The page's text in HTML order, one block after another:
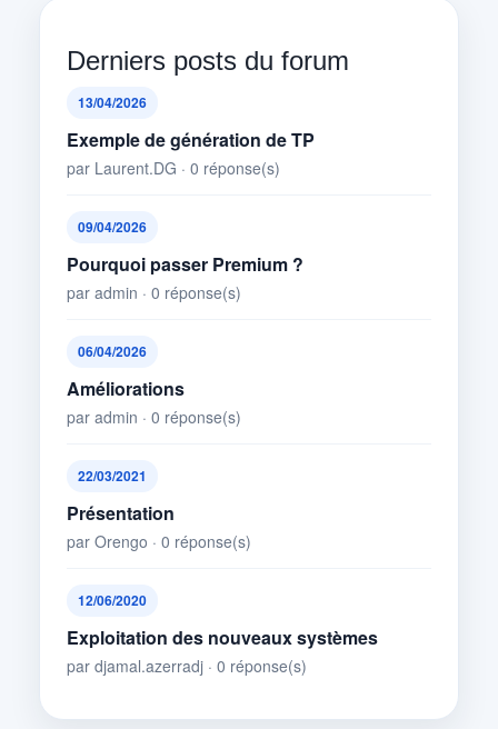
Derniers posts du forum
13/04/2026
Exemple de génération de TP
par Laurent.DG · 0 réponse(s)
09/04/2026
Pourquoi passer Premium ?
par admin · 0 réponse(s)
06/04/2026
Améliorations
par admin · 0 réponse(s)
22/03/2021
Présentation
par Orengo · 0 réponse(s)
12/06/2020
Exploitation des nouveaux systèmes
par djamal.azerradj · 0 réponse(s)